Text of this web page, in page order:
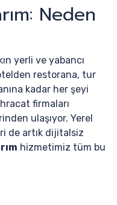
Neden
yerli ve yabancı
restorana, tur
kadar her şeyi
firmaları
ulaşıyor. Yerel
de artık dijitalsiz
hizmetimiz tüm bu